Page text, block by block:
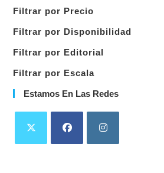
categoría
Filtrar por Precio
Filtrar por Disponibilidad
Filtrar por Editorial
Filtrar por Escala
Estamos En Las Redes